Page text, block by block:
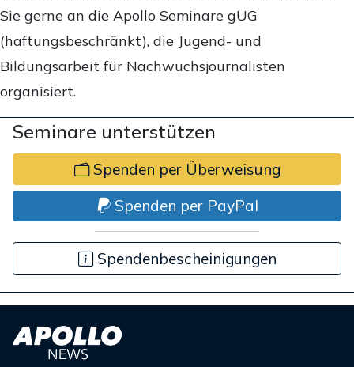
Sie gerne an die Apollo Seminare gUG
(haftungsbeschränkt), die Jugend- und
Bildungsarbeit für Nachwuchsjournalisten
organisiert.
Seminare unterstützen
Spenden per Überweisung
Spenden per PayPal
Spendenbescheinigungen